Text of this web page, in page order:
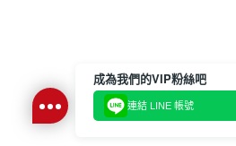
成為我們的VIP粉絲吧
連結 LINE 帳號